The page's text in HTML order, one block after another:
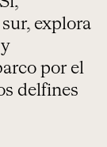
explora
por el
delfines